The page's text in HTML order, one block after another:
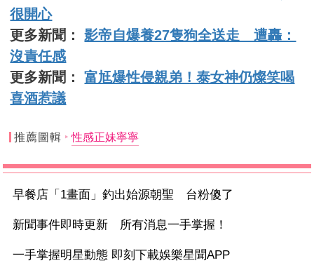
很開心
更多新聞：影帝自爆養27隻狗全送走 遭轟：
沒責任感
更多新聞：富尪爆性侵親弟！泰女神仍燦笑喝
喜酒惹議
推薦圖輯 性感正妹寧寧
早餐店「1畫面」釣出始源朝聖 台粉傻了
新聞事件即時更新 所有消息一手掌握！
一手掌握明星動態 即刻下載娛樂星聞APP